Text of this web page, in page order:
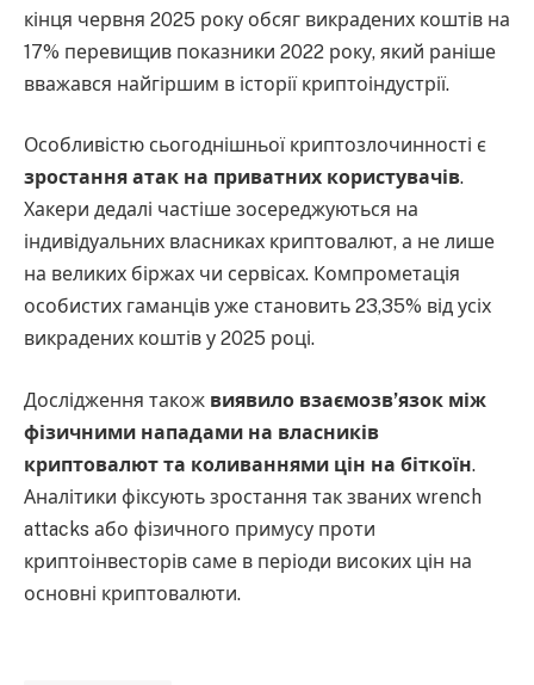
кінця червня 2025 року обсяг викрадених коштів на
17% перевищив показники 2022 року, який раніше
вважався найгіршим в історії криптоіндустрії.
Особливістю сьогоднішньої криптозлочинності є
зростання атак на приватних користувачів.
Хакери дедалі частіше зосереджуються на
індивідуальних власниках криптовалют, а не лише
на великих біржах чи сервісах. Компрометація
особистих гаманців уже становить 23,35% від усіх
викрадених коштів у 2025 році.
Дослідження також виявило взаємозв’язок між
фізичними нападами на власників
криптовалют та коливаннями цін на біткоїн.
Аналітики фіксують зростання так званих wrench
attacks або фізичного примусу проти
криптоінвесторів саме в періоди високих цін на
основні криптовалюти.